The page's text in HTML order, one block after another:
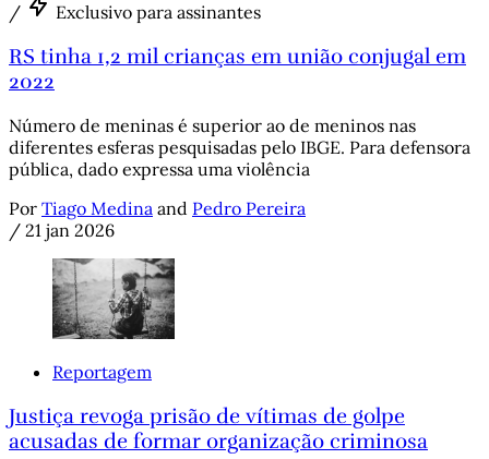
/ Exclusivo para assinantes
RS tinha 1,2 mil crianças em união conjugal em
2022
Número de meninas é superior ao de meninos nas
diferentes esferas pesquisadas pelo IBGE. Para defensora
pública, dado expressa uma violência
Por Tiago Medina and Pedro Pereira
/ 21 jan 2026
Reportagem
Justiça revoga prisão de vítimas de golpe
acusadas de formar organização criminosa